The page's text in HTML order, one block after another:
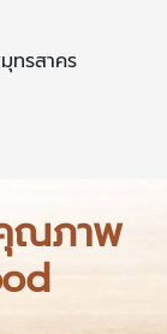
ทรสาคร
ณภาพ